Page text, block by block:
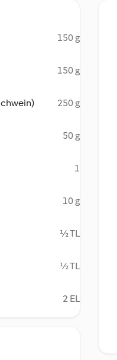
150 g
150 g
250 g
50 g
1
10 g
½ TL
½ TL
2 EL